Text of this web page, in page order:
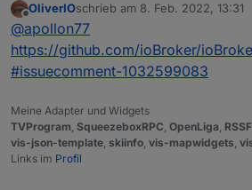
eins von Feuersturm das der
ein anderer angezeigt wird ...
bitte
Offline
OliverIOschrieb am 8. Feb. 2022, 13:31
zuletzt editiert von
@apollon77
https://github.com/ioBroker/
#issuecomment-1032599083
Meine Adapter und Widgets
TVProgram SqueezeboxRPC OpenLiga
vis-json-template skiinfo vis-mapwidgets
Links im Profil